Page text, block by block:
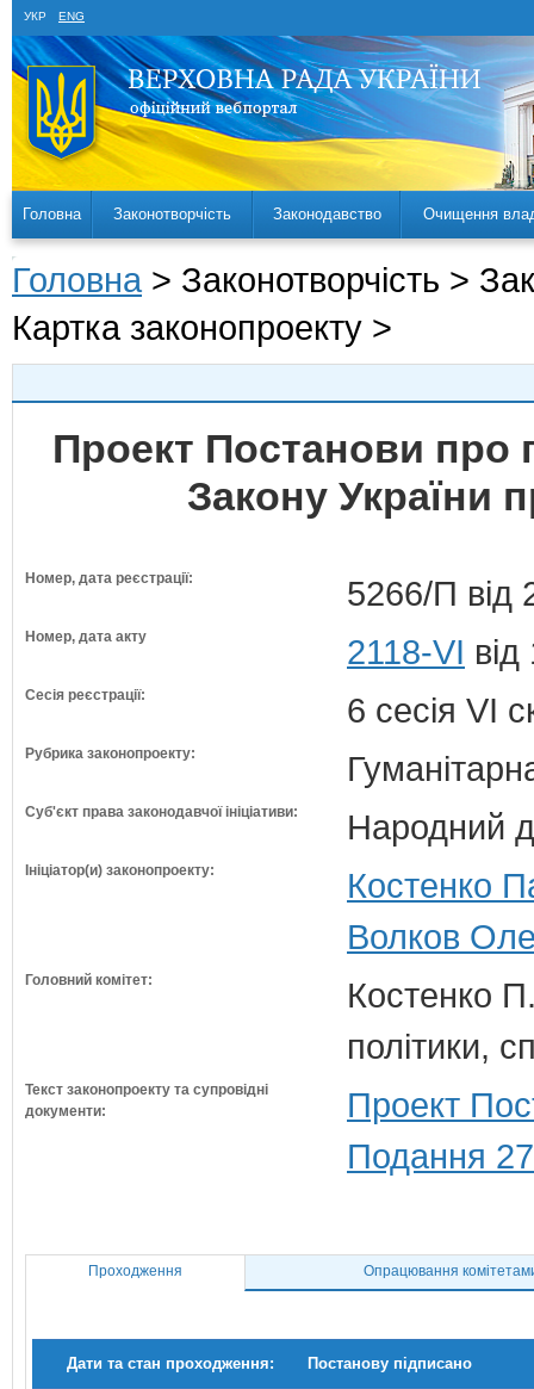
УКР ENG
Головна Законотворчість Законодавство Очищення
Головна > Законотворчість >
Картка законопроекту >
Проект Постанови про
Закону України
Номер, дата реєстрації: 5266/П від
Номер, дата акту 2118-VI
Сесія реєстрації: 6 сесія VI
Рубрика законопроекту:
Суб'єкт права законодавчої ініціативи: Народний
Ініціатор(и) законопроекту:
Костенко
Волков
Головний комітет:
Костенко
політики,
Текст законопроекту та супровідні
документи:
Проект
Подання
Проходження Опрацювання
Дати та стан проходження: Постанову підписано